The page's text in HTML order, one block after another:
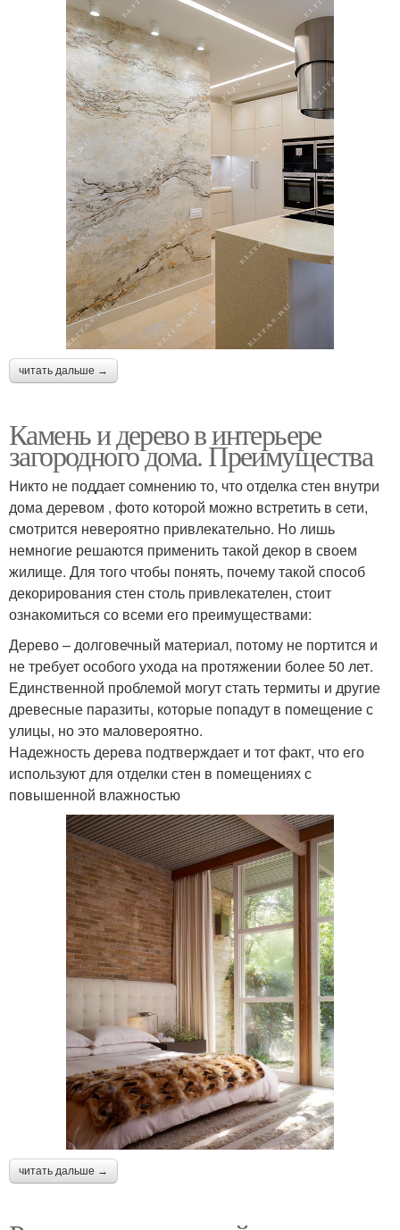
читать дальше →
Камень и дерево в интерьере
загородного дома. Преимущества
Никто не поддает сомнению то, что отделка стен внутри
дома деревом , фото которой можно встретить в сети,
смотрится невероятно привлекательно. Но лишь
немногие решаются применить такой декор в своем
жилище. Для того чтобы понять, почему такой способ
декорирования стен столь привлекателен, стоит
ознакомиться со всеми его преимуществами:
Дерево – долговечный материал, потому не портится и
не требует особого ухода на протяжении более 50 лет.
Единственной проблемой могут стать термиты и другие
древесные паразиты, которые попадут в помещение с
улицы, но это маловероятно.
Надежность дерева подтверждает и тот факт, что его
используют для отделки стен в помещениях с
повышенной влажностью
читать дальше →